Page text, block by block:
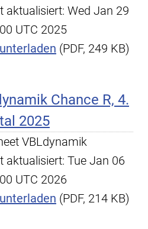
aktualisiert: Wed Jan 29
UTC 2025
(PDF, 249 KB)
Chance R, 4.
2025
VBLdynamik
aktualisiert: Tue Jan 06
UTC 2026
(PDF, 214 KB)